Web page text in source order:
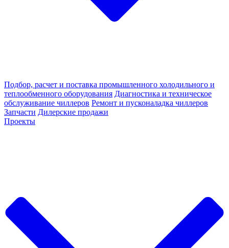
Подбор, расчет и поставка промышленного холодильного и
теплообменного оборудования Диагностика и техническое
обслуживание чиллеров Ремонт и пусконаладка чиллеров
Запчасти Дилерские продажи
Проекты